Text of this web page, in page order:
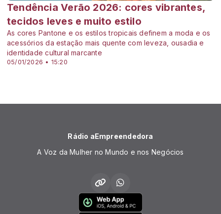
05/01/2026 • 15:20
Tendência Verão 2026: cores vibrantes,
tecidos leves e muito estilo
As cores Pantone e os estilos tropicais definem a moda e os
acessórios da estação mais quente com leveza, ousadia e
identidade cultural marcante
Rádio aEmpreendedora
A Voz da Mulher no Mundo e nos Negócios